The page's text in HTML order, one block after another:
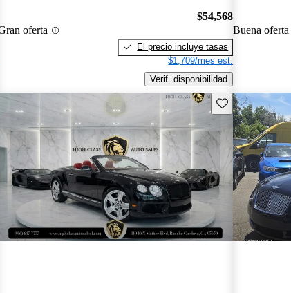
oferta
$54,568
El precio incluye tasas
$1,709/mes est.
Verif. disponibilidad
Buena oferta
este Aviso Guarda este Aviso